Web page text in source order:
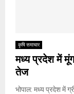
कृषि समाचार
मध्य प्रदेश में
तेज
भोपाल: मध्य प्रदेश में